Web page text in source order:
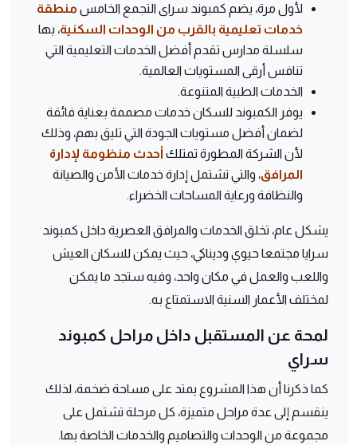
لأول مرة، يضم كمبوند سراى التجمع الخامس منطقة
خدمات تعليمية بالقرب من الوحدات السكنية، بها
سلسلة مدارس تقدم أفضل الخدمات التعليمية التي
تنافس أرقى المستويات العالمية.
الخدمات الطبية المتنوعة.
يوفر الكمبوند للسكان خدمات مصممة بعناية فائقة
لضمان أفضل مستويات الجودة التي تليق بهم، وذلك
لأن الشركة المطورة تمتلك أحدث منظومة لإدارة
المرافق، والتي تشتمل إدارة خدمات الأمن والصيانة
والنظافة ورعاية المساحات الخضراء.
يشكل عام، تخلق الخدمات والمرافق العصرية داخل كمبوند
سرايا مجتمعا حيوي وديناكي، حيث يمكن للسكان العيش
واللعب والعمل في مكان واحد، وفيه ستجد ما يمكن
لمختلف الأعمار السنية الاستمتاع به.
لمحة عن المستقبل داخل مراحل كمبوند
سراي
كما ذكرنا أن هذا المشروع يمتد على مساحة ضخمة، لذلك
ينقسم إلى عدة مراحل متميزة، كل مرحلة تشتمل على
مجموعة من الوحدات والتصاميم والخدمات الخاصة بها.